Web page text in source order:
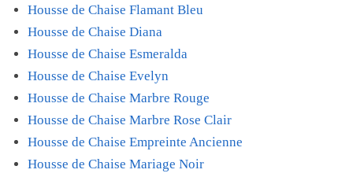
Housse de Chaise Flamant Bleu
Housse de Chaise Diana
Housse de Chaise Esmeralda
Housse de Chaise Evelyn
Housse de Chaise Marbre Rouge
Housse de Chaise Marbre Rose Clair
Housse de Chaise Empreinte Ancienne
Housse de Chaise Mariage Noir